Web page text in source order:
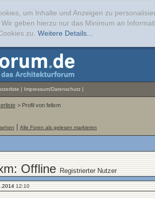
um Inhalte und Anzeigen zu
geben hierzu nur das Minimum an
zu. Weitere Details...
| Impressum/Datenschutz |
> Profil von felixm
Alle Foren als gelesen markieren
Offline Registrierter Nutzer
12:10